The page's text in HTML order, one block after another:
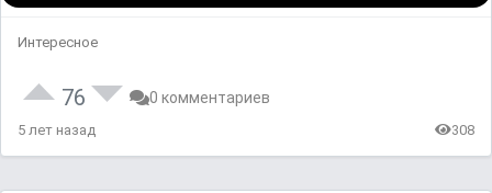
Интересное
76 0 комментариев
5 лет назад 308